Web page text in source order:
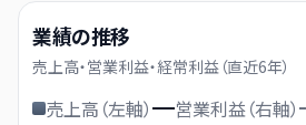
業績の推移
売上高・営業利益・経常利益（直近6年）
売上高（左軸） 営業利益（右軸）